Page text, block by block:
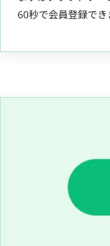
60秒で会員登録でき